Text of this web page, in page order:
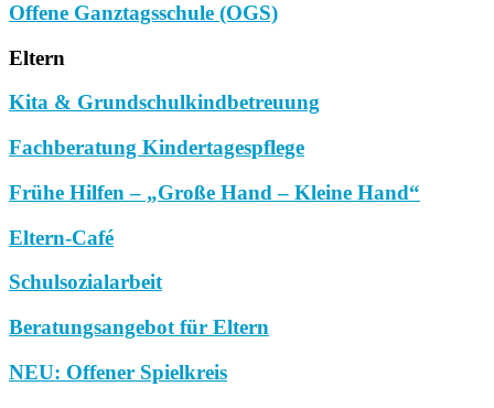
Offene Ganztagsschule (OGS)
Eltern
Kita & Grundschulkindbetreuung
Fachberatung Kindertagespflege
Frühe Hilfen – „Große Hand – Kleine Hand“
Eltern-Café
Schulsozialarbeit
Beratungsangebot für Eltern
NEU: Offener Spielkreis